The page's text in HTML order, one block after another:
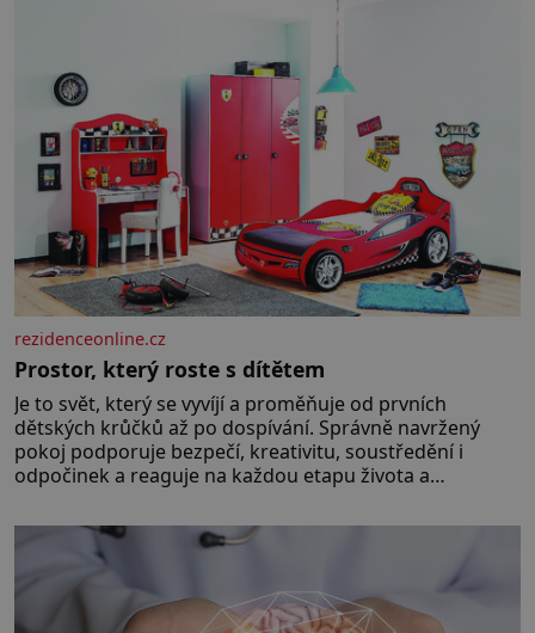
rezidenceonline.cz
Prostor, který roste s dítětem
Je to svět, který se vyvíjí a proměňuje od prvních
dětských krůčků až po dospívání. Správně navržený
pokoj podporuje bezpečí, kreativitu, soustředění i
odpočinek a reaguje na každou etapu života a
jednoduchost, měkkost a bezpečí, proto by pokoj
miminka měl působit především klidně a útulně.
Předškolní věk je